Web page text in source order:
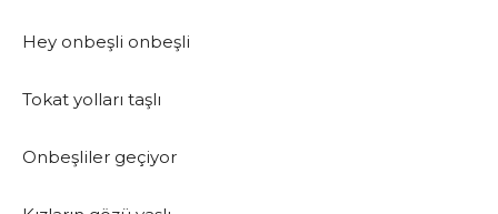
Hey onbeşli onbeşli
Tokat yolları taşlı
Onbeşliler geçiyor